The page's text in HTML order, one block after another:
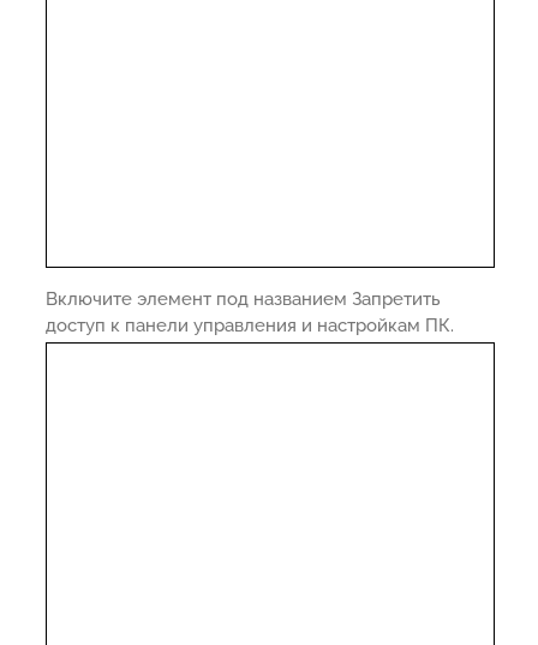
Включите элемент под названием Запретить
доступ к панели управления и настройкам ПК.